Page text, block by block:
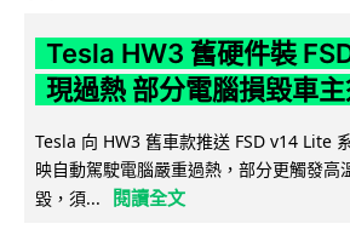
Tesla HW3 舊硬件裝
現過熱 部分電腦損毀車
Tesla 向 HW3 舊車款推送 FSD v14 Lite
映自動駕駛電腦嚴重過熱，部分更觸發高
毀，須...
閱讀全文